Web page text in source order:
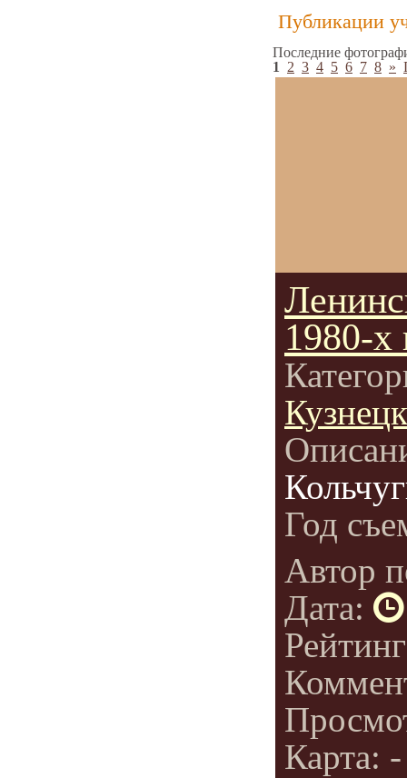
Публикации
Последние
1
2 3 4 5 6 7 8 »
1980-х
Год
Автор
Дата:
Карта: -